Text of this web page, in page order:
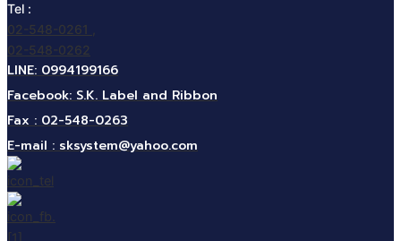
Tel :
02-548-0261 ,
02-548-0262
LINE: 0994199166
Facebook: S.K. Label and Ribbon
Fax : 02-548-0263
E-mail : sksystem@yahoo.com